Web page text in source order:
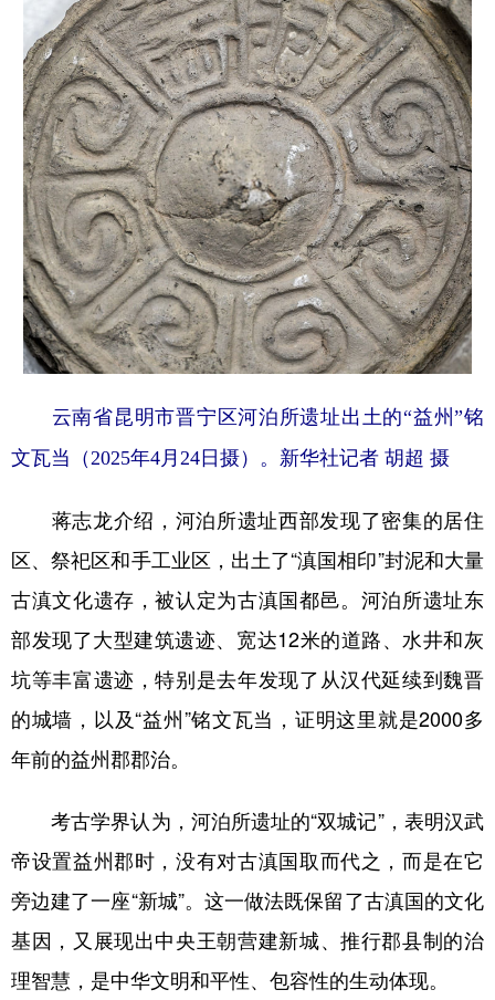
云南省昆明市晋宁区河泊所遗址出土的“益州”铭
文瓦当（2025年4月24日摄）。新华社记者 胡超 摄
蒋志龙介绍，河泊所遗址西部发现了密集的居住
区、祭祀区和手工业区，出土了“滇国相印”封泥和大量
古滇文化遗存，被认定为古滇国都邑。河泊所遗址东
部发现了大型建筑遗迹、宽达12米的道路、水井和灰
坑等丰富遗迹，特别是去年发现了从汉代延续到魏晋
的城墙，以及“益州”铭文瓦当，证明这里就是2000多
年前的益州郡郡治。
考古学界认为，河泊所遗址的“双城记”，表明汉武
帝设置益州郡时，没有对古滇国取而代之，而是在它
旁边建了一座“新城”。这一做法既保留了古滇国的文化
基因，又展现出中央王朝营建新城、推行郡县制的治
理智慧，是中华文明和平性、包容性的生动体现。